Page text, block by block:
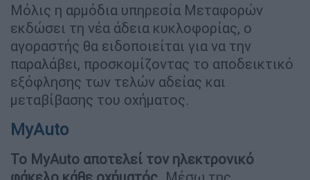
Μόλις η αρμόδια υπηρεσία Μεταφορών
εκδώσει τη νέα άδεια κυκλοφορίας, ο
αγοραστής θα ειδοποιείται για να την
παραλάβει, προσκομίζοντας το αποδεικτικό
εξόφλησης των τελών αδείας και
μεταβίβασης του οχήματος.
MyAuto
Το MyAuto αποτελεί τον ηλεκτρονικό